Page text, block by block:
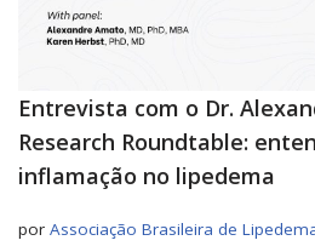
Entrevista com o Dr.
Research Roundtable:
inflamação no lipedema
por Associação Brasileira de